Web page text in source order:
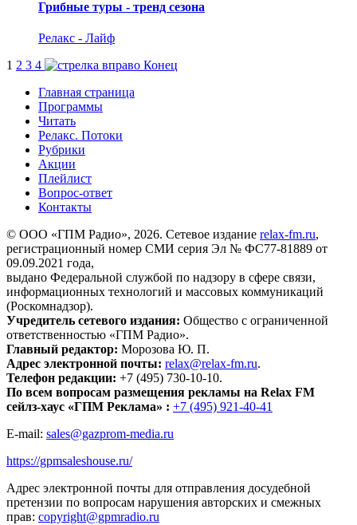
Грибные туры - тренд сезона
Релакс - Лайф
1 2 3 4
Конец
Главная страница
Программы
Читать
Релакс. Потоки
Рубрики
Акции
Плейлист
Вопрос-ответ
Контакты
© ООО «ГПМ Радио», 2026. Сетевое издание relax-fm.ru,
регистрационный номер СМИ серия Эл № ФС77-81889 от
09.09.2021 года,
выдано Федеральной службой по надзору в сфере связи,
информационных технологий и массовых коммуникаций
(Роскомнадзор).
Учредитель сетевого издания: Общество с ограниченной
ответственностью «ГПМ Радио».
Главный редактор: Морозова Ю. П.
Адрес электронной почты: relax@relax-fm.ru.
Телефон редакции: +7 (495) 730-10-10.
По всем вопросам размещения рекламы на Relax FM
сейлз-хаус «ГПМ Реклама» : +7 (495) 921-40-41
E-mail: sales@gazprom-media.ru
https://gpmsaleshouse.ru/
Адрес электронной почты для отправления досудебной
претензии по вопросам нарушения авторских и смежных
прав: copyright@gpmradio.ru